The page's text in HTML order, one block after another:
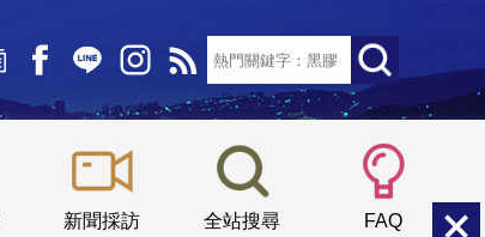
新聞採訪 全站搜尋 FAQ
小 中